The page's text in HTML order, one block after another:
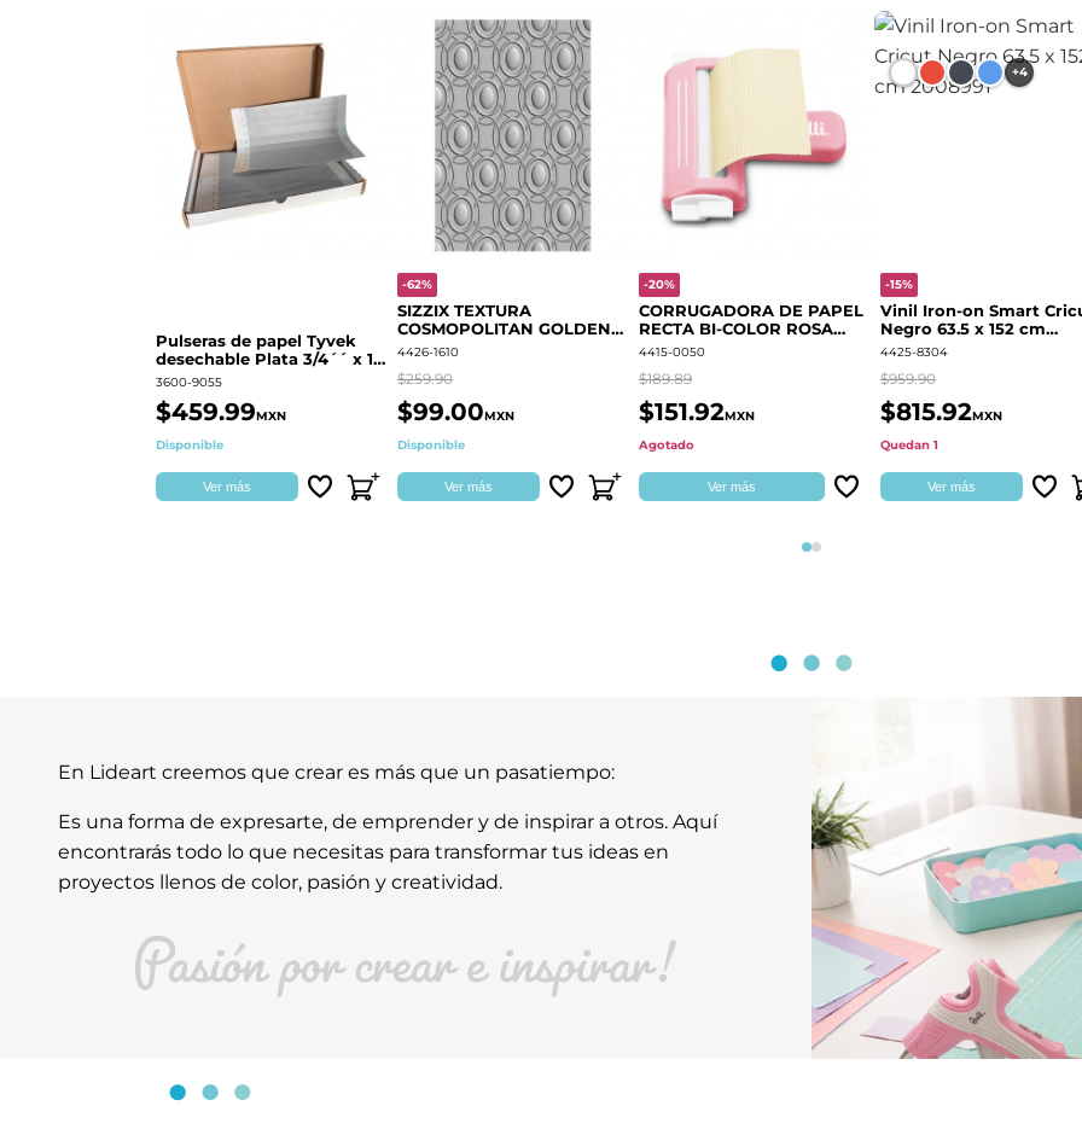
Pulseras de papel Tyvek
desechable Plata 3/4´´ x 10
´´
3600-9055
$459.99MXN
Disponible
Ver más
-62%
SIZZIX TEXTURA
COSMOPOLITAN GOLDEN
RINGS S.PARK 666700
4426-1610
$259.90
$99.00MXN
Disponible
Ver más
-20%
CORRUGADORA DE PAPEL
RECTA BI-COLOR ROSA
QUELLI
4415-0050
$189.89
$151.92MXN
Agotado
Ver más
+4
-15%
Vinil Iron-on Smart
Negro 63.5 x 152 cm
2008991
4425-8304
$959.90
$815.92MXN
Quedan 1
Ver más
Página 1
Página 2
En Lideart creemos que crear es más que un pasatiempo:
Es una forma de expresarte, de emprender y de inspirar a otros. Aquí
encontrarás todo lo que necesitas para transformar tus ideas en
proyectos llenos de color, pasión y creatividad.